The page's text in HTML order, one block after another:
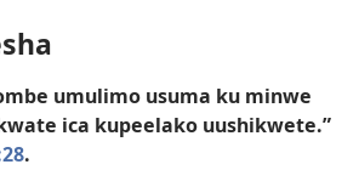
umulimo usuma ku minwe
ica kupeelako uushikwete.”
.